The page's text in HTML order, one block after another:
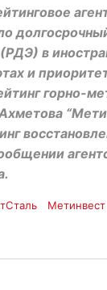
в
и
горно-
Метинвест